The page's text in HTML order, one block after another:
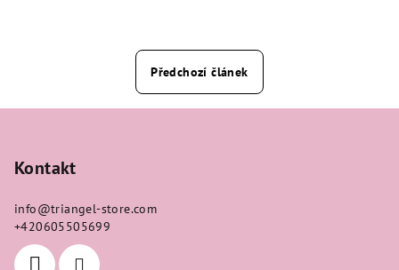
Předchozí článek
Kontakt
info@triangel-store.com
+420605505699